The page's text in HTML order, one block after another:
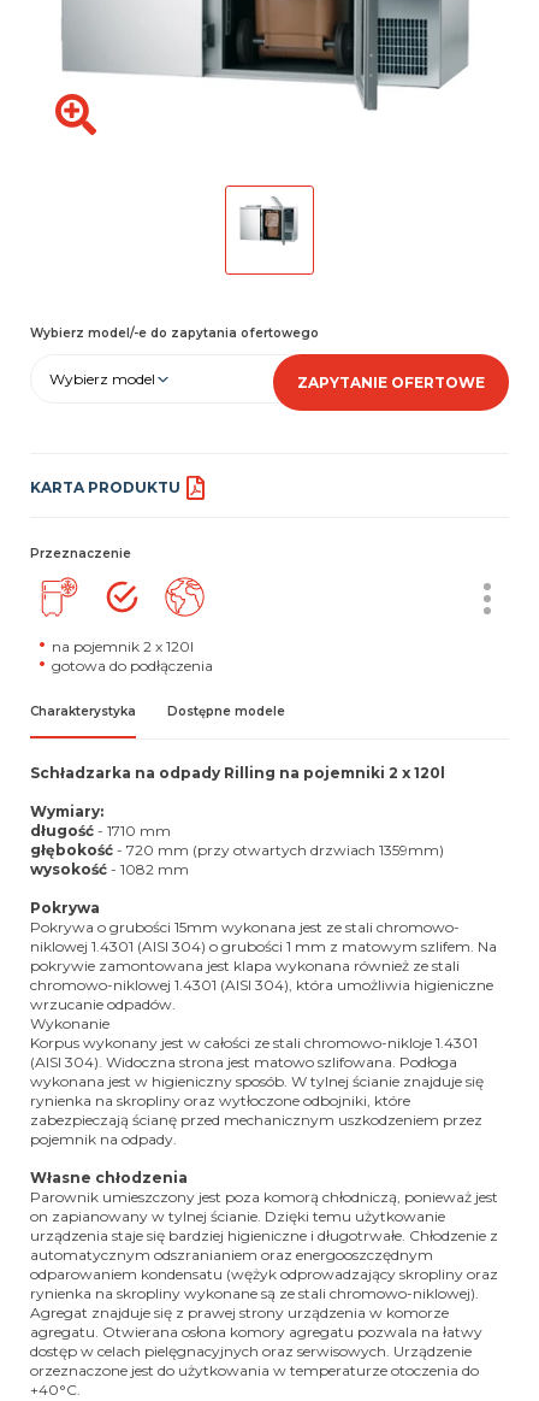
Wybierz model/-e do zapytania ofertowego
Wybierz model ZAPYTANIE OFERTOWE
KARTA PRODUKTU
Przeznaczenie
na pojemnik 2 x 120l
gotowa do podłączenia
Charakterystyka Dostępne modele
Schładzarka na odpady Rilling na pojemniki 2 x 120l
Wymiary:
długość - 1710 mm
głębokość - 720 mm (przy otwartych drzwiach 1359mm)
wysokość - 1082 mm
Pokrywa
Pokrywa o grubości 15mm wykonana jest ze stali chromowo-
niklowej 1.4301 (AISI 304) o grubości 1 mm z matowym szlifem. Na
pokrywie zamontowana jest klapa wykonana również ze stali
chromowo-niklowej 1.4301 (AISI 304), która umożliwia higieniczne
wrzucanie odpadów.
Wykonanie
Korpus wykonany jest w całości ze stali chromowo-nikloje 1.4301
(AISI 304). Widoczna strona jest matowo szlifowana. Podłoga
wykonana jest w higieniczny sposób. W tylnej ścianie znajduje się
rynienka na skropliny oraz wytłoczone odbojniki, które
zabezpieczają ścianę przed mechanicznym uszkodzeniem przez
pojemnik na odpady.
Własne chłodzenia
Parownik umieszczony jest poza komorą chłodniczą, ponieważ jest
on zapianowany w tylnej ścianie. Dzięki temu użytkowanie
urządzenia staje się bardziej higieniczne i długotrwałe. Chłodzenie z
automatycznym odszranianiem oraz energooszczędnym
odparowaniem kondensatu (wężyk odprowadzający skropliny oraz
rynienka na skropliny wykonane są ze stali chromowo-niklowej).
Agregat znajduje się z prawej strony urządzenia w komorze
agregatu. Otwierana osłona komory agregatu pozwala na łatwy
dostęp w celach pielęgnacyjnych oraz serwisowych. Urządzenie
orzeznaczone jest do użytkowania w temperaturze otoczenia do
+40°C.